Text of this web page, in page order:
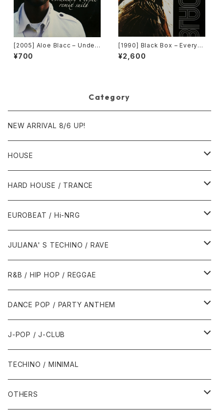
[2005] Aloe Blacc – Under
Clover Presents Ordinary
People Remix Suite [Unde
¥700
[1990] Black Box – Everyb
ody, Everybody [Deconstr
uction]
¥2,600
Category
NEW ARRIVAL 8/6 UP!
HOUSE
1980年代
1987年・以前
1988年
1990年代
1990年
1991年
1995年
2000年代
2000年
2001年
2010年代
2010年
2011年
HARD HOUSE / TRANCE
1990年代
1994年・以前
1995年
1999年
2000年代
2000年
2001年
EUROBEAT / Hi-NRG
1980年代
1986年・以前
1987年
1990年代
1990年
1991年
2000年代
JULIANA' S TECHINO / RAVE
1990年代
1990年
1991年
2000年代
2000年
2001年
R&B / HIP HOP / REGGAE
1980年代
1985年・以前
1986年
1990年代
1990年
1991年
2000年代
2000年
DANCE POP / PARTY ANTHEM
1980年代
1988年・以前
1989年
1990年代
1990年
2000年代
J-POP / J-CLUB
1980年代
1990年代
TECHINO / MINIMAL
OTHERS